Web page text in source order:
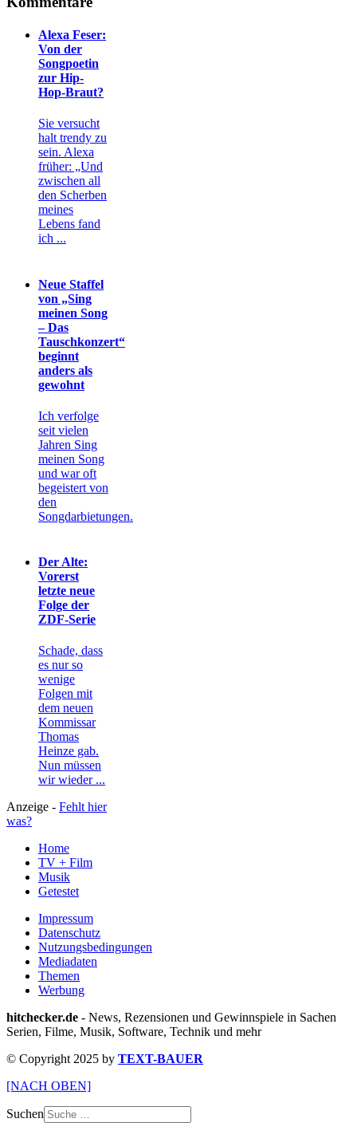
Alexa Feser:
Von der
Songpoetin
zur Hip-
Hop-Braut?
Sie versucht
halt trendy zu
sein. Alexa
früher: „Und
zwischen all
den Scherben
meines
Lebens fand
ich ...
Neue Staffel
von „Sing
meinen Song
– Das
Tauschkonzert“
beginnt
anders als
gewohnt
Ich verfolge
seit vielen
Jahren Sing
meinen Song
und war oft
begeistert von
den
Songdarbietungen.
Der Alte:
Vorerst
letzte neue
Folge der
ZDF-Serie
Schade, dass
es nur so
wenige
Folgen mit
dem neuen
Kommissar
Thomas
Heinze gab.
Nun müssen
wir wieder ...
Anzeige - Fehlt hier
was?
Home
TV + Film
Musik
Getestet
Impressum
Datenschutz
Nutzungsbedingungen
Mediadaten
Themen
Werbung
hitchecker.de - News, Rezensionen und Gewinnspiele in Sachen
Serien, Filme, Musik, Software, Technik und mehr
© Copyright 2025 by TEXT-BAUER
[NACH OBEN]
Suchen